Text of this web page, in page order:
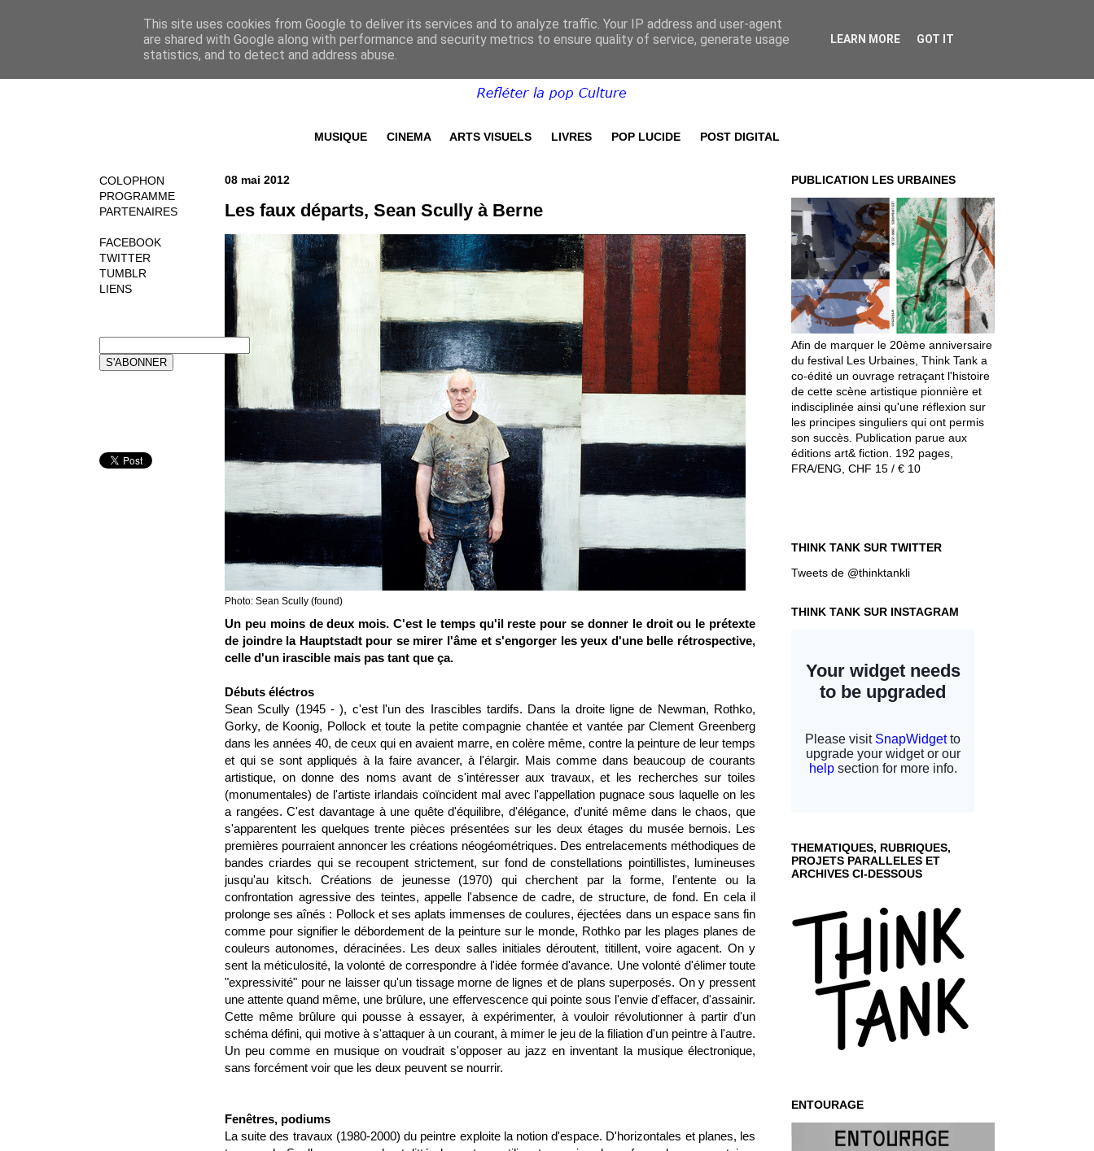
MUSIQUE CINEMA ARTS VISUELS LIVRES POP LUCIDE POST DIGITAL
08 mai 2012
Les faux départs, Sean Scully à Berne
Photo: Sean Scully (found)
Un peu moins de deux mois. C'est le temps qu'il reste pour se donner le droit ou le prétexte
de joindre la Hauptstadt pour se mirer l'âme et s'engorger les yeux d'une belle rétrospective,
celle d'un irascible mais pas tant que ça.
Débuts éléctros
Sean Scully (1945 - ), c'est l'un des Irascibles tardifs. Dans la droite ligne de Newman, Rothko,
Gorky, de Koonig, Pollock et toute la petite compagnie chantée et vantée par Clement Greenberg
dans les années 40, de ceux qui en avaient marre, en colère même, contre la peinture de leur temps
et qui se sont appliqués à la faire avancer, à l'élargir. Mais comme dans beaucoup de courants
artistique, on donne des noms avant de s'intéresser aux travaux, et les recherches sur toiles
(monumentales) de l'artiste irlandais coïncident mal avec l'appellation pugnace sous laquelle on les
a rangées. C'est davantage à une quête d'équilibre, d'élégance, d'unité même dans le chaos, que
s'apparentent les quelques trente pièces présentées sur les deux étages du musée bernois. Les
premières pourraient annoncer les créations néogéométriques. Des entrelacements méthodiques de
bandes criardes qui se recoupent strictement, sur fond de constellations pointillistes, lumineuses
jusqu'au kitsch. Créations de jeunesse (1970) qui cherchent par la forme, l'entente ou la
confrontation agressive des teintes, appelle l'absence de cadre, de structure, de fond. En cela il
prolonge ses aînés : Pollock et ses aplats immenses de coulures, éjectées dans un espace sans fin
comme pour signifier le débordement de la peinture sur le monde, Rothko par les plages planes de
couleurs autonomes, déracinées. Les deux salles initiales déroutent, titillent, voire agacent. On y
sent la méticulosité, la volonté de correspondre à l'idée formée d'avance. Une volonté d'élimer toute
"expressivité" pour ne laisser qu'un tissage morne de lignes et de plans superposés. On y pressent
une attente quand même, une brûlure, une effervescence qui pointe sous l'envie d'effacer, d'assainir.
Cette même brûlure qui pousse à essayer, à expérimenter, à vouloir révolutionner à partir d'un
schéma défini, qui motive à s'attaquer à un courant, à mimer le jeu de la filiation d'un peintre à l'autre.
Un peu comme en musique on voudrait s'opposer au jazz en inventant la musique électronique,
sans forcément voir que les deux peuvent se nourrir.
Fenêtres, podiums
La suite des travaux (1980-2000) du peintre exploite la notion d'espace. D'horizontales et planes, les
COLOPHON
PROGRAMME
PARTENAIRES
FACEBOOK
TWITTER
TUMBLR
LIENS
PUBLICATION LES URBAINES
Afin de marquer le 20ème anniversaire
du festival Les Urbaines, Think Tank a
co-édité un ouvrage retraçant l'histoire
de cette scène artistique pionnière et
indisciplinée ainsi qu'une réflexion sur
les principes singuliers qui ont permis
son succès. Publication parue aux
éditions art& fiction. 192 pages,
FRA/ENG, CHF 15 / € 10
THINK TANK SUR TWITTER
Tweets de @thinktankli
THINK TANK SUR INSTAGRAM
THEMATIQUES, RUBRIQUES,
PROJETS PARALLELES ET
ARCHIVES CI-DESSOUS
ENTOURAGE
This site uses cookies from Google to deliver its services and to analyze traffic. Your IP address and user-agent
are shared with Google along with performance and security metrics to ensure quality of service, generate usage
statistics, and to detect and address abuse.
LEARN MORE GOT IT